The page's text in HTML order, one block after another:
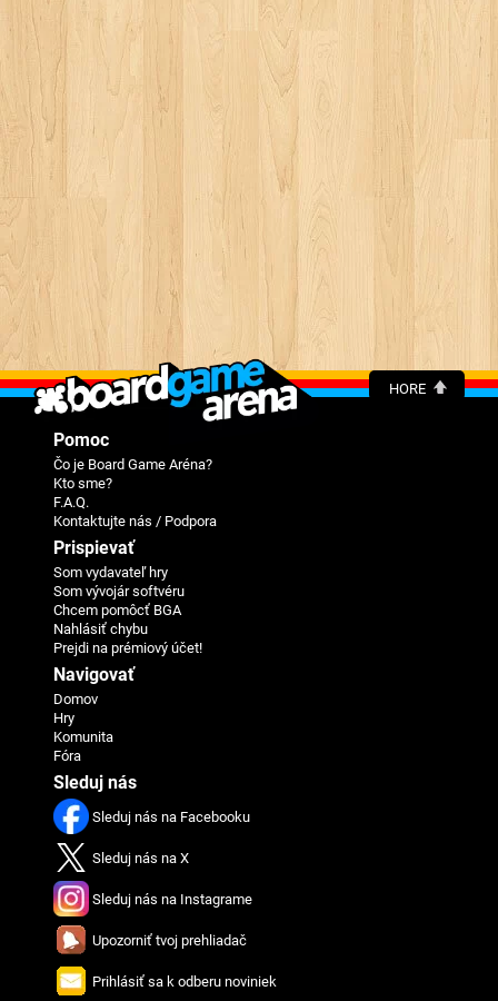
HORE
Pomoc
Čo je Board Game Aréna?
Kto sme?
F.A.Q.
Kontaktujte nás / Podpora
Prispievať
Som vydavateľ hry
Som vývojár softvéru
Chcem pomôcť BGA
Nahlásiť chybu
Prejdi na prémiový účet!
Navigovať
Domov
Hry
Komunita
Fóra
Sleduj nás
Sleduj nás na Facebooku
Sleduj nás na X
Sleduj nás na Instagrame
Upozorniť tvoj prehliadač
Prihlásiť sa k odberu noviniek